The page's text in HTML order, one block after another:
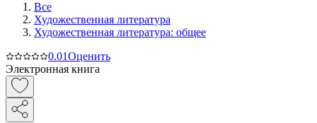
Все
Художественная литература
Художественная литература: общее
0.01Оценить
Электронная книга